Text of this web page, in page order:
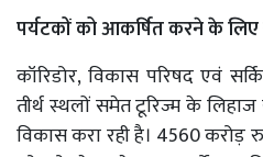
पर्यटकों को आकर्षित करने के
कॉरिडोर, विकास परिषद एवं
तीर्थ स्थलों समेत टूरिज्म के
विकास करा रही है। 4560 करोड़